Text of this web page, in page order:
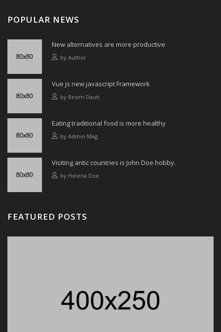
POPULAR NEWS
New alternatives are more productive
by Author
Vue js new javascript Framework
by Besim Dauti
Eating traditional food is more healthy
by Admin Mag
Visiting antic countries is John Doe hobby.
by Helena Doe
FEATURED POSTS